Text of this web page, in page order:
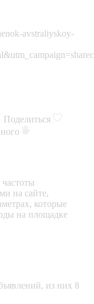
avstraliyskoy-
Поделиться
на сайте,
которые
на площадке
из них 8